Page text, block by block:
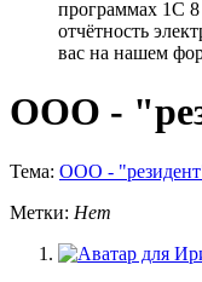
программах 1С 8
отчётность
вас на нашем
ООО -
Тема: ООО -
Метки: Нет